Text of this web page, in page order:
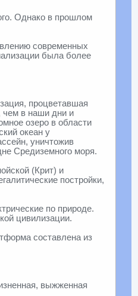
Однако в прошлом
современных
была более
процветавшая
чем в наши дни и
озеро в области
океан у
уничтожив
Средиземного моря.
(Крит) и
постройки,
по природе.
цивилизации.
составлена из
выжженная